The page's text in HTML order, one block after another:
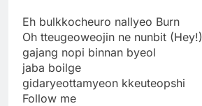
Eh bulkkocheuro nallyeo Burn
Oh tteugeoweojin ne nunbit (Hey!)
gajang nopi binnan byeol
jaba boilge
gidaryeottamyeon kkeuteopshi
Follow me